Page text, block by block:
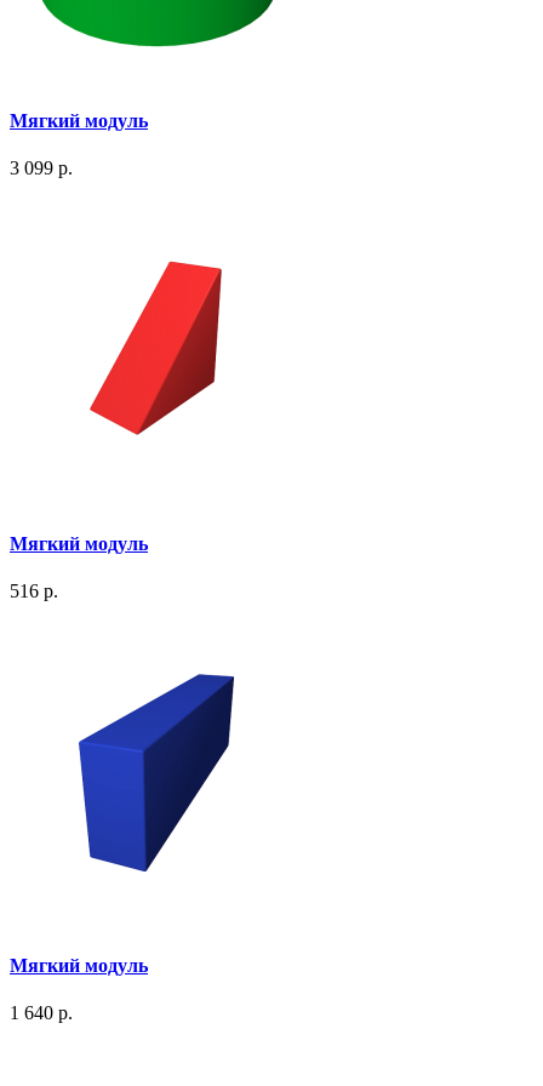
Мягкий модуль
3 099 р.
Мягкий модуль
516 р.
Мягкий модуль
1 640 р.